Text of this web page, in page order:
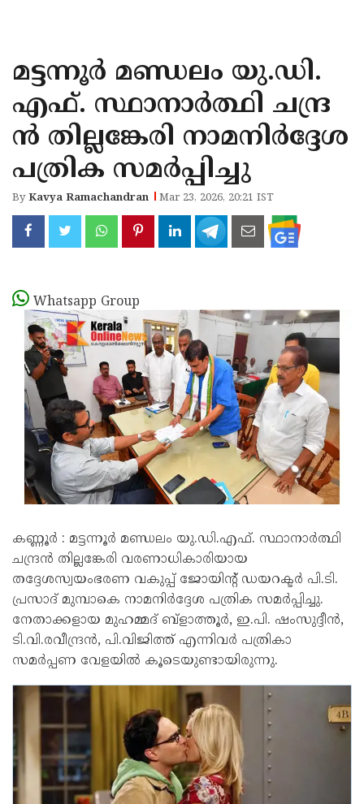
KANNUR
KASARAGOD
മട്ടന്നൂർ മണ്ഡലം യു.ഡി.
എഫ്. സ്ഥാനാർത്ഥി ചന്ദ്ര
ൻ തില്ലങ്കേരി നാമനിർദ്ദേശ
പത്രിക സമർപ്പിച്ചു
ByKavya Ramachandran Mar 23, 2026, 20:21 IST
Whatsapp Group
കണ്ണൂർ : മട്ടന്നൂർ മണ്ഡലം യു.ഡി.എഫ്. സ്ഥാനാർത്ഥി
ചന്ദ്രൻ തില്ലങ്കേരി വരണാധികാരിയായ
തദ്ദേശസ്വയംഭരണ വകുപ്പ് ജോയിന്റ് ഡയറക്ടർ പി.ടി.
പ്രസാദ് മുമ്പാകെ നാമനിർദ്ദേശ പത്രിക സമർപ്പിച്ചു.
നേതാക്കളായ മുഹമ്മദ് ബ്ളാത്തൂർ, ഇ.പി. ഷംസുദ്ദീൻ,
ടി.വി.രവീന്ദ്രൻ, പി.വിജിത്ത് എന്നിവർ പത്രികാ
സമർപ്പണ വേളയിൽ കൂടെയുണ്ടായിരുന്നു.